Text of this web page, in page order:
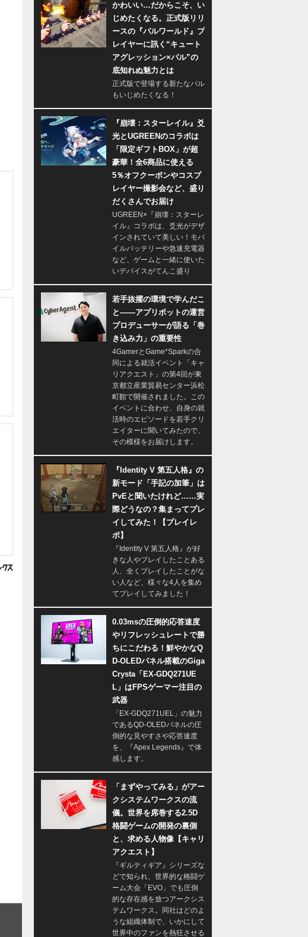
かわいい…だからこそ、い
じめたくなる。正式版リリ
ースの『パルワールド』プ
レイヤーに訊く“キュート
アグレッション×パル”の
底知れぬ魅力とは
正式版で登場する新たなパル
もいじめたくなる！
『崩壊：スターレイル』爻
光とUGREENのコラボは
「限定ギフトBOX」が超
豪華！全6商品に使える
5％オフクーポンやコスプ
レイヤー撮影会など、盛り
だくさんでお届け
UGREEN×『崩壊：スターレ
イル』コラボは、爻光がデザ
インされていて美しい！モバ
イルバッテリーや急速充電器
など、ゲームと一緒に使いた
いデバイスがてんこ盛り
若手抜擢の環境で学んだこ
と――アプリボットの運営
プロデューサーが語る「巻
き込み力」の重要性
4GamerとGame*Sparkの合
同による就活イベント「キャ
リアクエスト」の第4回が東
京都立産業貿易センター浜松
町館で開催されました。この
イベントに合わせ、自身の就
活時のエピソードを若手クリ
エイターに聞いてみたので、
その模様をお届けします。
『Identity V 第五人格』の
新モード「手記の加筆」は
PvEと聞いたけれど……実
際どうなの？集まってプレ
イしてみた！【プレイレ
ポ】
『Identity V 第五人格』が好
きな人やプレイしたことある
人、全くプレイしたことがな
い人など、様々な4人を集め
てプレイしてみました！
0.03msの圧倒的応答速度
やリフレッシュレートで勝
ちにこだわる！鮮やかなQ
D-OLEDパネル搭載のGiga
Crysta「EX-GDQ271UE
L」はFPSゲーマー注目の
武器
「EX-GDQ271UEL」の魅力
であるQD-OLEDパネルの圧
倒的な見やすさや応答速度
を、『Apex Legends』で体
感します。
「まずやってみる」がアー
クシステムワークスの流
儀。世界を席巻する2.5D
格闘ゲームの開発の裏側
と、求める人物像【キャリ
アクエスト】
『ギルティギア』シリーズな
どで知られ、世界的な格闘ゲ
ーム大会「EVO」でも圧倒
的な存在感を放つアークシス
テムワークス。同社はどのよ
うな組織体制で、いかにして
世界中のファンを熱狂させる